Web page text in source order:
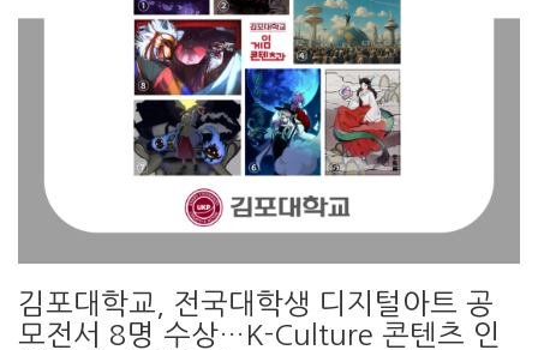
김포대학교, 전국대학생 디지털아트 공
모전서 8명 수상…K-Culture 콘텐츠 인